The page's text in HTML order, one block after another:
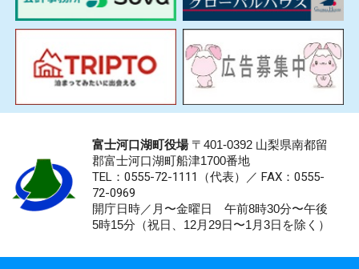
富士河口湖町役場〒401-0392 山梨県南都留
郡富士河口湖町船津1700番地
TEL：0555-72-1111 （代表）／ FAX：0555-
72-0969
開庁日時／月〜金曜日 午前8時30分〜午後
5時15分（祝日、12月29日〜1月3日を除く）